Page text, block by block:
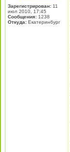
Зарегистрирован: 11
июл 2010, 17:45
Сообщения: 1238
Откуда: Екатеринбург